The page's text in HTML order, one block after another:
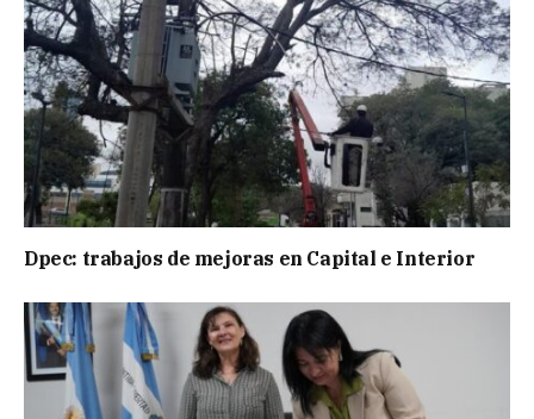
Dpec: trabajos de mejoras en Capital e Interior